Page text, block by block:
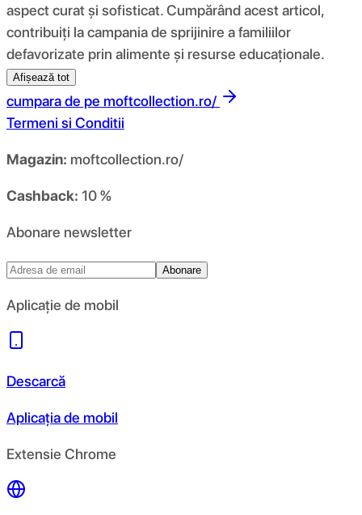
aspect curat și sofisticat. Cumpărând acest articol,
contribuiți la campania de sprijinire a familiilor
defavorizate prin alimente și resurse educaționale.
Afișează tot
cumpara de pe moftcollection.ro/
Termeni si Conditii
Magazin: moftcollection.ro/
Cashback: 10 %
Abonare newsletter
Abonare
Aplicație de mobil
Descarcă
Aplicația de mobil
Extensie Chrome